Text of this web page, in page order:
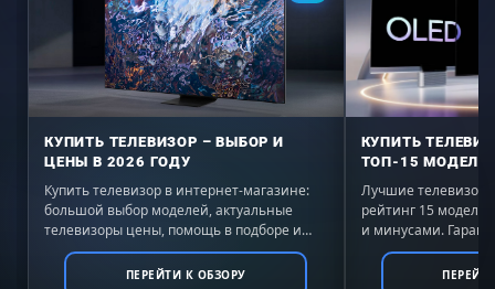
КУПИТЬ ТЕЛЕВИЗОР – ВЫБОР И
ЦЕНЫ В 2026 ГОДУ
Купить телевизор в интернет-магазине:
большой выбор моделей, актуальные
телевизоры цены, помощь в подборе и
выгодные условия покупки с доставкой по
всей России.ПЕРЕЙТИ К ОБЗОРУ
КУПИТЬ
ТОП-15
Лучшие телевизоры
рейтинг 15
и минусами.
России. Выбирайте